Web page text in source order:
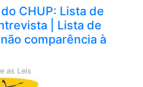
CHUP: Lista de
| Lista de
comparência à
as Leis